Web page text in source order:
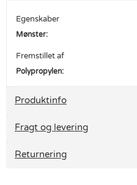
Egenskaber
Mønster:
Fremstillet af
Polypropylen:
Produktinfo
Fragt og levering
Returnering